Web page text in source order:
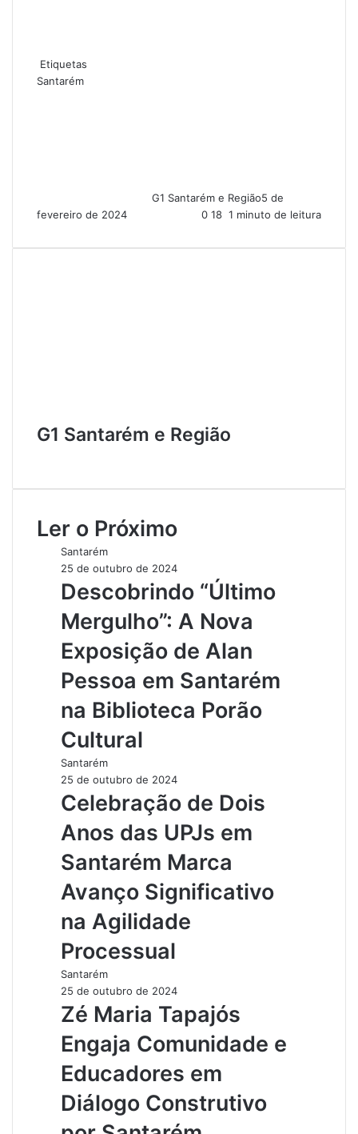
Etiquetas
Santarém
G1 Santarém e Região5 de
fevereiro de 2024
0 18 1 minuto de leitura
G1 Santarém e Região
b
i
tLer o Próximo
Santarém
25 de outubro de 2024
Descobrindo “Último
Mergulho”: A Nova
Exposição de Alan
Pessoa em Santarém
na Biblioteca Porão
Cultural
Santarém
25 de outubro de 2024
Celebração de Dois
Anos das UPJs em
Santarém Marca
Avanço Significativo
na Agilidade
Processual
Santarém
25 de outubro de 2024
Zé Maria Tapajós
Engaja Comunidade e
Educadores em
Diálogo Construtivo